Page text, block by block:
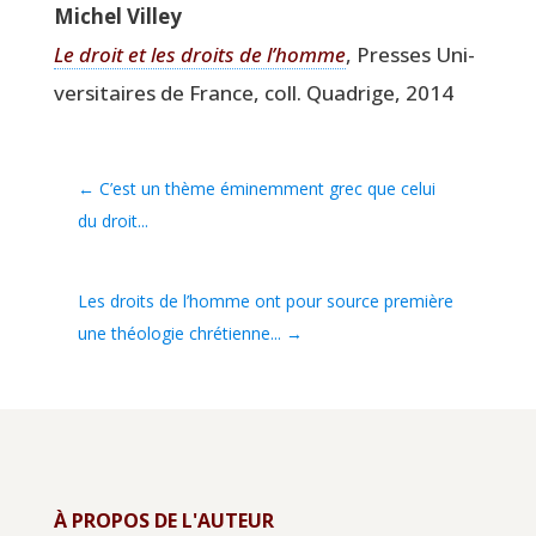
Michel Vil­ley
Le droit et les droits de l’homme, Presses Uni­
ver­si­taires de France, coll. Qua­drige, 2014
← C’est un thème éminemment grec que celui
du droit...
Les droits de l’homme ont pour source première
une théologie chrétienne... →
À PROPOS DE L'AUTEUR